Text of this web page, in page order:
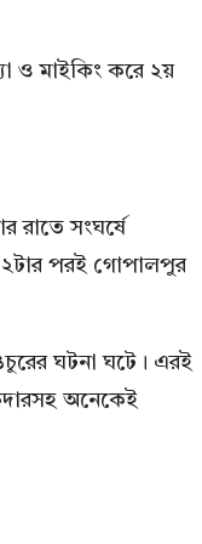
ও মাইকিং করে ২য়
সংঘর্ষে
পরই গোপালপুর
ঘটনা ঘটে। এরই
অনেকেই